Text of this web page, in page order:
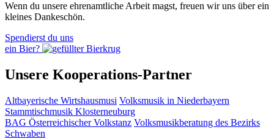
Wenn du unsere ehrenamtliche Arbeit magst, freuen wir uns über ein
kleines Dankeschön.
Spendierst du uns
ein Bier?
Unsere Kooperations-Partner
Altbayerische Wirtshausmusi Volksmusik in Niederbayern
Stammtischmusik Klosterneuburg
BAG Österreichischer Volkstanz Volksmusikberatung des Bezirks
Schwaben